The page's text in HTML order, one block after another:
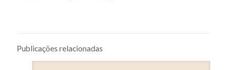
Publicações relacionadas